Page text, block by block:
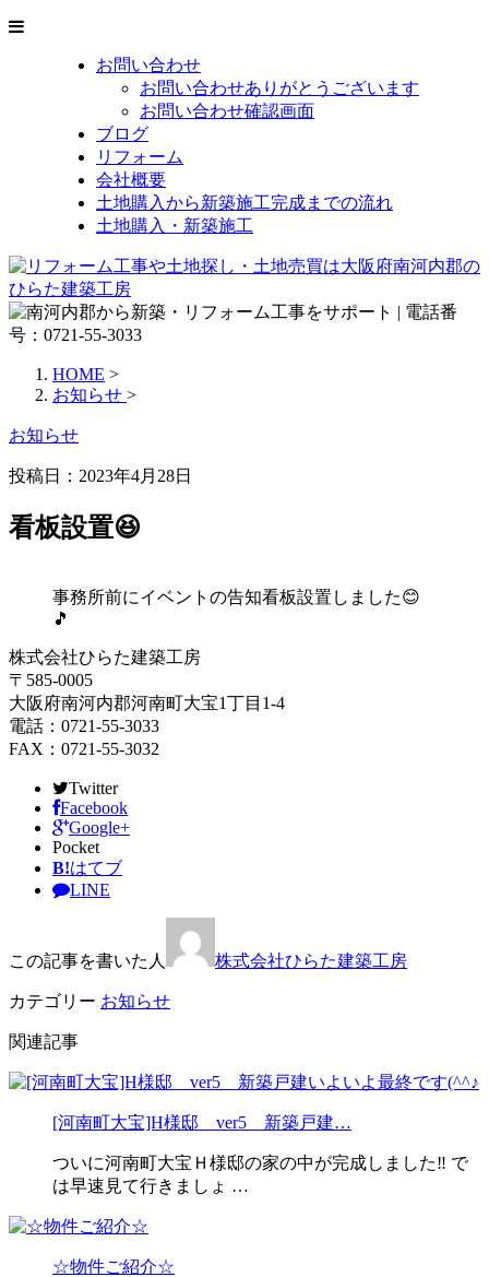
お問い合わせ
お問い合わせありがとうございます
お問い合わせ確認画面
ブログ
リフォーム
会社概要
土地購入から新築施工完成までの流れ
土地購入・新築施工
HOME >
お知らせ >
お知らせ
投稿日：2023年4月28日
看板設置😆
事務所前にイベントの告知看板設置しました😊
🎵
株式会社ひらた建築工房
〒585-0005
大阪府南河内郡河南町大宝1丁目1-4
電話：0721-55-3033
FAX：0721-55-3032
Twitter
Facebook
Google+
Pocket
B!はてブ
LINE
この記事を書いた人 株式会社ひらた建築工房
カテゴリー お知らせ
関連記事
[河南町大宝]H様邸 ver5 新築戸建…
ついに河南町大宝Ｈ様邸の家の中が完成しました‼️ で
は早速見て行きましょ …
☆物件ご紹介☆